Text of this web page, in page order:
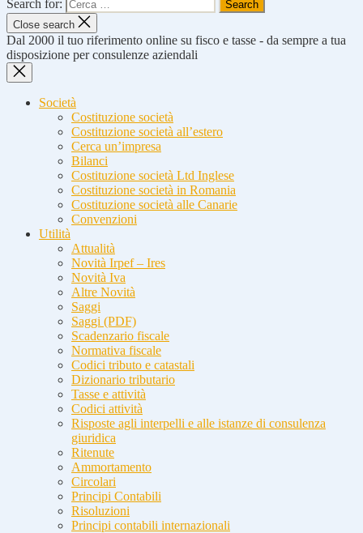
Search for:
Close search
Dal 2000 il tuo riferimento online su fisco e tasse - da sempre a tua
disposizione per consulenze aziendali
Società
Costituzione società
Costituzione società all’estero
Cerca un’impresa
Bilanci
Costituzione società Ltd Inglese
Costituzione società in Romania
Costituzione società alle Canarie
Convenzioni
Utilità
Attualità
Novità Irpef – Ires
Novità Iva
Altre Novità
Saggi
Saggi (PDF)
Scadenzario fiscale
Normativa fiscale
Codici tributo e catastali
Dizionario tributario
Tasse e attività
Codici attività
Risposte agli interpelli e alle istanze di consulenza
giuridica
Ritenute
Ammortamento
Circolari
Principi Contabili
Risoluzioni
Principi contabili internazionali